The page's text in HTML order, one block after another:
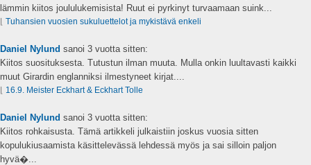
lämmin kiitos joululukemisista! Ruut ei pyrkinyt turvaamaan suink...
Tuhansien vuosien sukuluettelot ja mykistävä enkeli
Daniel Nylund sanoi 3 vuotta sitten:
Kiitos suosituksesta. Tutustun ilman muuta. Mulla onkin luultavasti kaikki
muut Girardin englanniksi ilmestyneet kirjat....
16.9. Meister Eckhart & Eckhart Tolle
Daniel Nylund sanoi 3 vuotta sitten:
Kiitos rohkaisusta. Tämä artikkeli julkaistiin joskus vuosia sitten
kopulukiusaamista käsittelevässä lehdessä myös ja sai silloin paljon
hyvä�...